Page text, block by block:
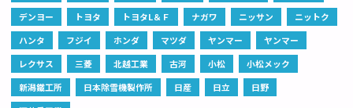
デンヨー
トヨタ トヨタL＆Ｆ ナガワ ニッサン
ニットク
ハンタ
フジイ ホンダ マツダ ヤンマー
ヤンマー
レクサス
三菱 北越工業 古河 小松
小松メック
新潟鐵工所
日本除雪機製作所 日産 日立
日野